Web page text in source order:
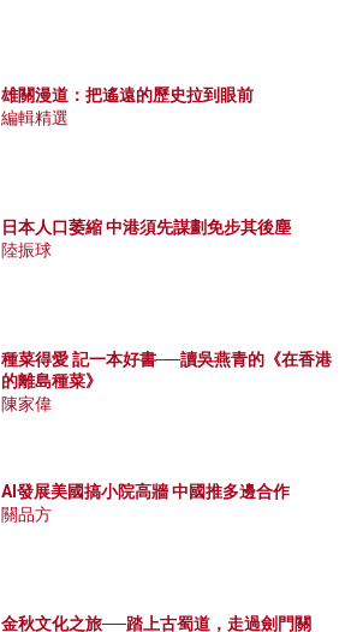
雄關漫道：把遙遠的歷史拉到眼前
編輯精選
日本人口萎縮 中港須先謀劃免步其後塵
陸振球
種菜得愛 記一本好書──讀吳燕青的《在香港
的離島種菜》
陳家偉
AI發展美國搞小院高牆 中國推多邊合作
關品方
金秋文化之旅──踏上古蜀道，走過劍門關